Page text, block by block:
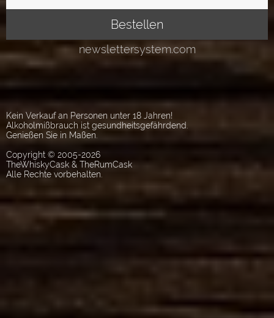
Kein Verkauf an Personen unter 18 Jahren!
Alkoholmißbrauch ist gesundheitsgefährdend.
Genießen Sie in Maßen.
Copyright © 2005-2026
TheWhiskyCask & TheRumCask
Alle Rechte vorbehalten.